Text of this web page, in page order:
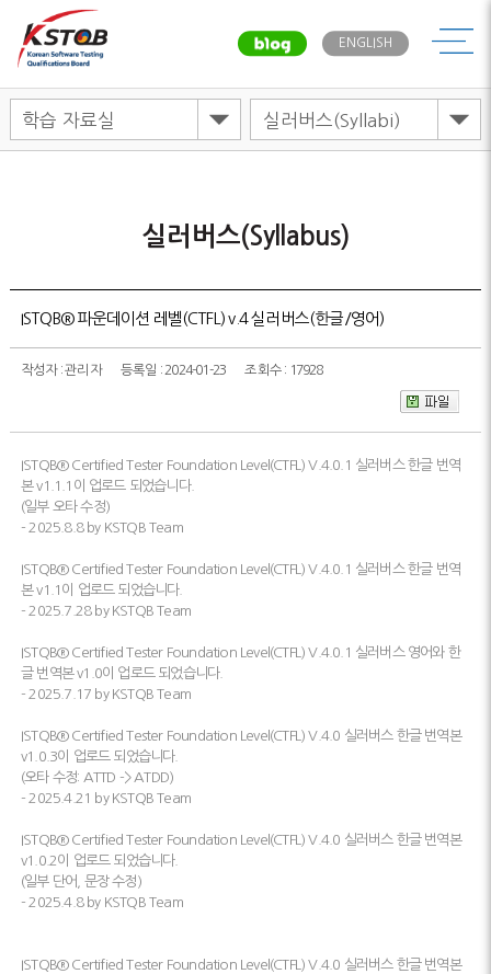
ENGLISH메뉴
실러버스(Syllabus)
ISTQB® 파운데이션 레벨(CTFL) v.4 실러버스(한글/영어)
작성자 : 관리자 등록일 : 2024-01-23 조회수 : 17928
ISTQB® Certified Tester Foundation Level(CTFL) V.4.0.1 실러버스 한글 번역
본 v1.1.1이 업로드 되었습니다.
(일부 오타 수정)
- 2025.8.8 by KSTQB Team
ISTQB® Certified Tester Foundation Level(CTFL) V.4.0.1 실러버스 한글 번역
본 v1.1이 업로드 되었습니다.
- 2025.7.28 by KSTQB Team
ISTQB® Certified Tester Foundation Level(CTFL) V.4.0.1 실러버스 영어와 한
글 번역본 v1.0이 업로드 되었습니다.
- 2025.7.17 by KSTQB Team
ISTQB® Certified Tester Foundation Level(CTFL) V.4.0 실러버스 한글 번역본
v1.0.3이 업로드 되었습니다.
(오타 수정: ATTD -> ATDD)
- 2025.4.21 by KSTQB Team
ISTQB® Certified Tester Foundation Level(CTFL) V.4.0 실러버스 한글 번역본
v1.0.2이 업로드 되었습니다.
(일부 단어, 문장 수정)
- 2025.4.8 by KSTQB Team
ISTQB® Certified Tester Foundation Level(CTFL) V.4.0 실러버스 한글 번역본